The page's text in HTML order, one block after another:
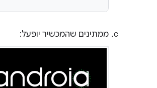
ממתינים שהמכשיר יופעל: